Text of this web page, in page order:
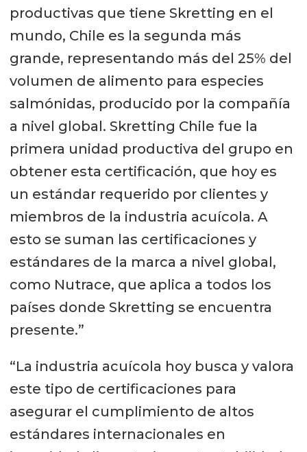
productivas que tiene Skretting en el
mundo, Chile es la segunda más
grande, representando más del 25% del
volumen de alimento para especies
salmónidas, producido por la compañía
a nivel global. Skretting Chile fue la
primera unidad productiva del grupo en
obtener esta certificación, que hoy es
un estándar requerido por clientes y
miembros de la industria acuícola. A
esto se suman las certificaciones y
estándares de la marca a nivel global,
como Nutrace, que aplica a todos los
países donde Skretting se encuentra
presente.”
“La industria acuícola hoy busca y valora
este tipo de certificaciones para
asegurar el cumplimiento de altos
estándares internacionales en